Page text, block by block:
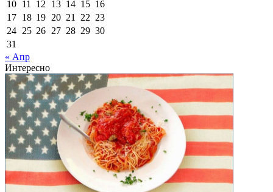
10 11 12 13 14 15 16
17 18 19 20 21 22 23
24 25 26 27 28 29 30
31
« Апр
Интересно